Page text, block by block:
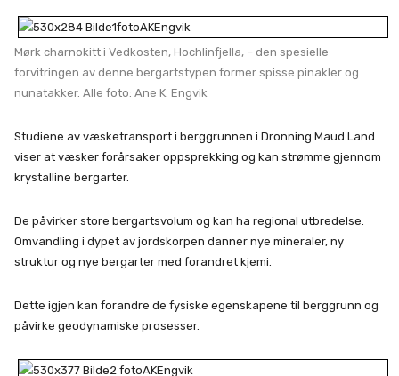
Mørk charnokitt i Vedkosten, Hochlinfjella, – den spesielle
forvitringen av denne bergartstypen former spisse pinakler og
nunatakker. Alle foto: Ane K. Engvik
Studiene av væsketransport i berggrunnen i Dronning Maud Land
viser at væsker forårsaker oppsprekking og kan strømme gjennom
krystalline bergarter.
De påvirker store bergartsvolum og kan ha regional utbredelse.
Omvandling i dypet av jordskorpen danner nye mineraler, ny
struktur og nye bergarter med forandret kjemi.
Dette igjen kan forandre de fysiske egenskapene til berggrunn og
påvirke geodynamiske prosesser.